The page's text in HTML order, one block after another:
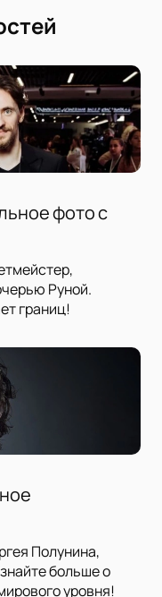
фото с
Руной.
границ!
Полунина,
больше о
уровня!